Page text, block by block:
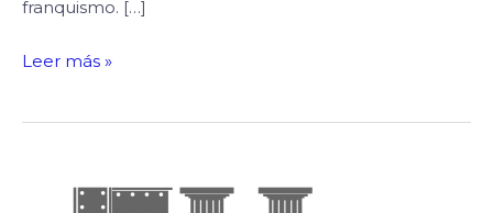
franquismo. […]
Leer más »